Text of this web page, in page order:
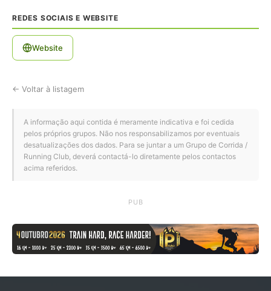
REDES SOCIAIS E WEBSITE
Website
← Voltar à listagem
A informação aqui contida é meramente indicativa e foi cedida
pelos próprios grupos. Não nos responsabilizamos por eventuais
desatualizações dos dados. Para se juntar a um Grupo de Corrida /
Running Club, deverá contactá-lo diretamente pelos contactos
acima referidos.
PUB